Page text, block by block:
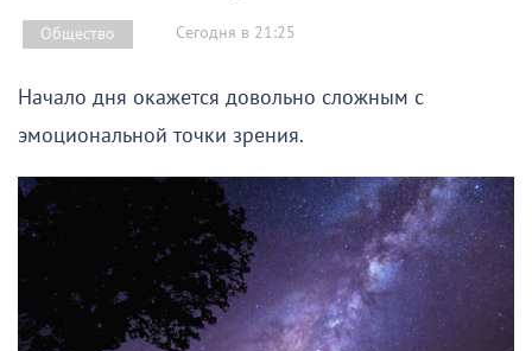
Общество Сегодня в 21:25
Начало дня окажется довольно сложным с
эмоциональной точки зрения.